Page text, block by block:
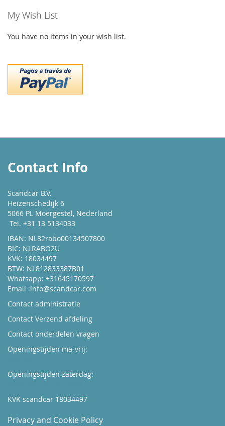
My Wish List
You have no items in your wish list.
Contact Info
Scandcar B.V.
Heizenschedijk 6
5066 PL Moergestel, Nederland
Tel. +31 13 5134033
IBAN: NL82rabo00134507800
BIC: NLRABO2U
KVK: 18034497
BTW: NL812833387B01
Whatsapp: +31645170597
Email :info@scandcar.com
Contact administratie
Contact Verzend afdeling
Contact onderdelen vragen
Openingstijden ma-vrij:
Openingstijden zaterdag:
KVK scandcar 18034497
Privacy and Cookie Policy